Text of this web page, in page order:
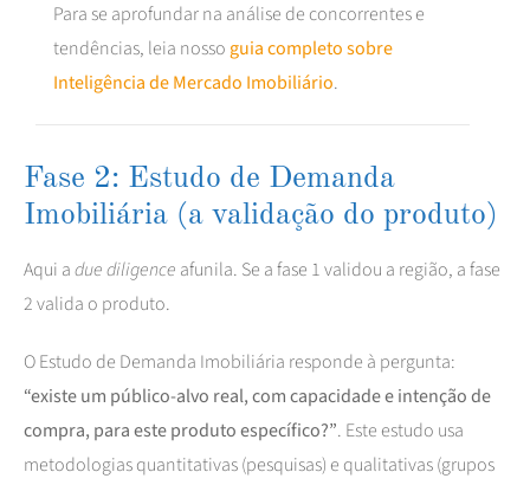
Para se aprofundar na análise de concorrentes e
tendências, leia nosso guia completo sobre
Inteligência de Mercado Imobiliário.
Fase 2: Estudo de Demanda
Imobiliária (a validação do produto)
Aqui adue diligence afunila. Se a fase 1 validou a região, a fase
2 valida o produto.
O Estudo de Demanda Imobiliária responde à pergunta:
“existe um público-alvo real, com capacidade e intenção de
compra, para este produto específico?”. Este estudo usa
metodologias quantitativas (pesquisas) e qualitativas (grupos